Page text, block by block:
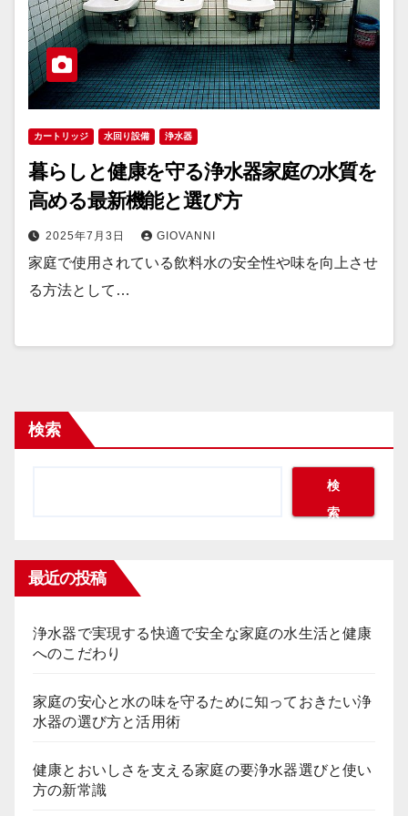
カートリッジ 水回り設備 浄水器
暮らしと健康を守る浄水器家庭の水質を
高める最新機能と選び方
2025年7月3日 GIOVANNI
家庭で使用されている飲料水の安全性や味を向上させ
る方法として…
検索
検
索
最近の投稿
浄水器で実現する快適で安全な家庭の水生活と健康
へのこだわり
家庭の安心と水の味を守るために知っておきたい浄
水器の選び方と活用術
健康とおいしさを支える家庭の要浄水器選びと使い
方の新常識